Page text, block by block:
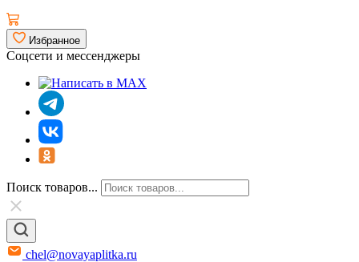
Избранное
Соцсети и мессенджеры
Поиск товаров...
chel@novayaplitka.ru